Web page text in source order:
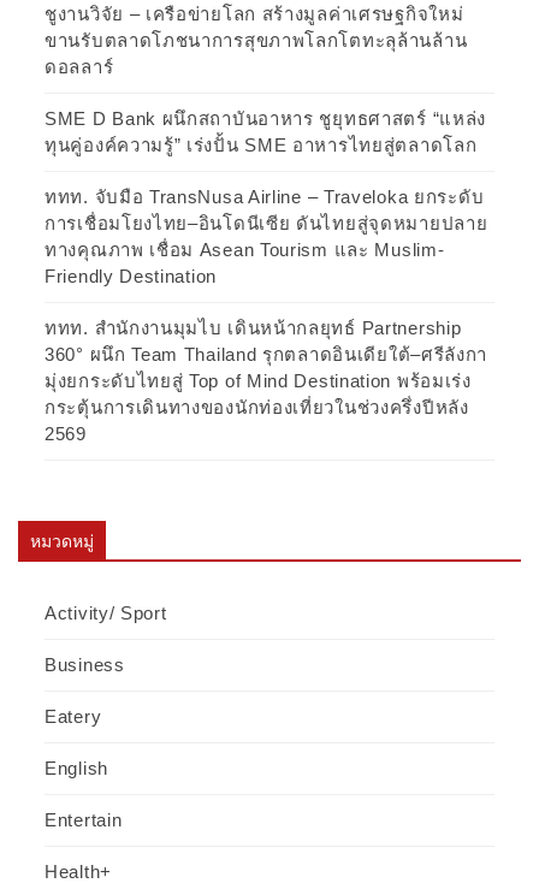
ชูงานวิจัย – เครือข่ายโลก สร้างมูลค่าเศรษฐกิจใหม่
ขานรับตลาดโภชนาการสุขภาพโลกโตทะลุล้านล้าน
ดอลลาร์
SME D Bank ผนึกสถาบันอาหาร ชูยุทธศาสตร์ “แหล่ง
ทุนคู่องค์ความรู้” เร่งปั้น SME อาหารไทยสู่ตลาดโลก
ททท. จับมือ TransNusa Airline – Traveloka ยกระดับ
การเชื่อมโยงไทย–อินโดนีเซีย ดันไทยสู่จุดหมายปลาย
ทางคุณภาพ เชื่อม Asean Tourism และ Muslim-
Friendly Destination
ททท. สำนักงานมุมไบ เดินหน้ากลยุทธ์ Partnership
360° ผนึก Team Thailand รุกตลาดอินเดียใต้–ศรีลังกา
มุ่งยกระดับไทยสู่ Top of Mind Destination พร้อมเร่ง
กระตุ้นการเดินทางของนักท่องเที่ยวในช่วงครึ่งปีหลัง
2569
หมวดหมู่
Activity/ Sport
Business
Eatery
English
Entertain
Health+